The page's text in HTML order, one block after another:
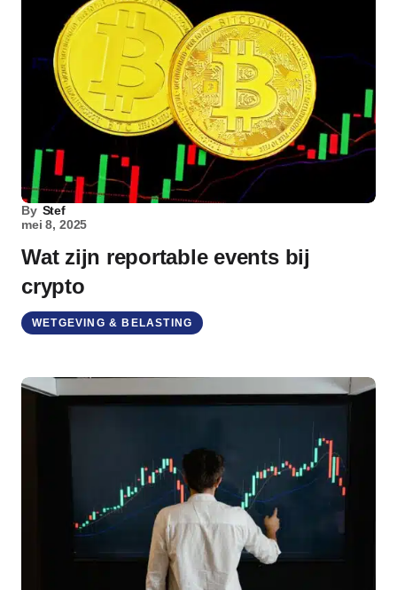
By Stef
mei 8, 2025
Wat zijn reportable events bij
crypto
WETGEVING & BELASTING